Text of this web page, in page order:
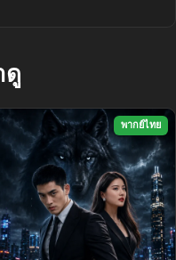
ดู
พากย์ไทย